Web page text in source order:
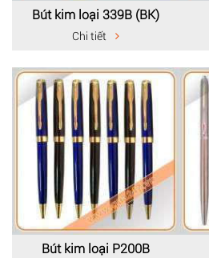
Bút kim loại 339B (BK)
Chi tiết
Bút kim loại P200B